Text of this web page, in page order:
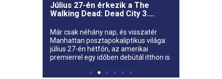
Július 27-én érkezik a The
Walking Dead: Dead City 3.
Már csak néhány nap, és visszatér
Manhattan posztapokaliptikus világa:
július 27-én hétfőn, az amerikai
premierrel egy időben debütál itthon is
City harmadik évada.